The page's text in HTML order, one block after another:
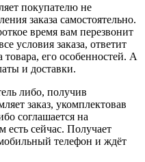
покупателю не
заказа самостоятельно.
время вам перезвонит
условия заказа, ответит
его особенностей. А
и доставки.
либо, получив
заказ, укомплектовав
соглашается на
есть сейчас. Получает
телефон и ждёт